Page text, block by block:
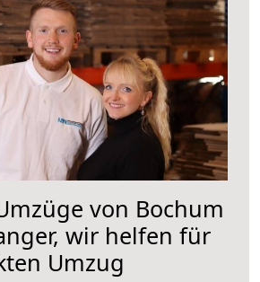
von Bochum
wir helfen für
Umzug